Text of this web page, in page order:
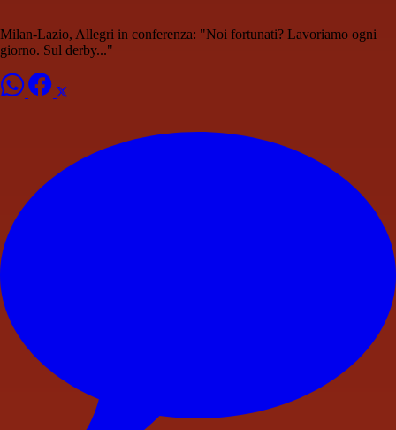
Milan-Lazio, Allegri in conferenza: "Noi fortunati? Lavoriamo ogni
giorno. Sul derby..."